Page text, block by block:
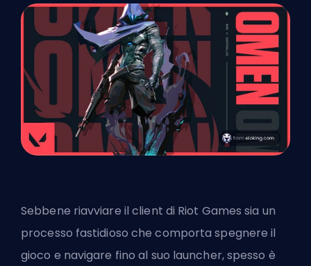
Sebbene riavviare il client di Riot Games sia un
processo fastidioso che comporta spegnere il
gioco e navigare fino al suo launcher, spesso è